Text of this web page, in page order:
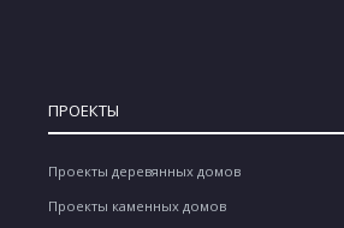
ПРОЕКТЫ
Проекты деревянных домов
Проекты каменных домов